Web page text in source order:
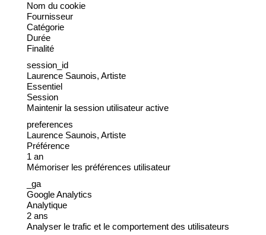
Nom du cookie
Fournisseur
Catégorie
Durée
Finalité
session_id
Laurence Saunois, Artiste
Essentiel
Session
Maintenir la session utilisateur active
preferences
Laurence Saunois, Artiste
Préférence
1 an
Mémoriser les préférences utilisateur
_ga
Google Analytics
Analytique
2 ans
Analyser le trafic et le comportement des utilisateurs